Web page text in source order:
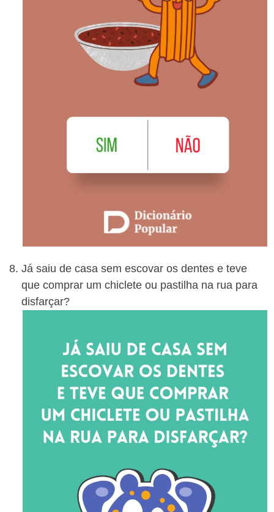
Já saiu de casa sem escovar os dentes e teve
que comprar um chiclete ou pastilha na rua para
disfarçar?